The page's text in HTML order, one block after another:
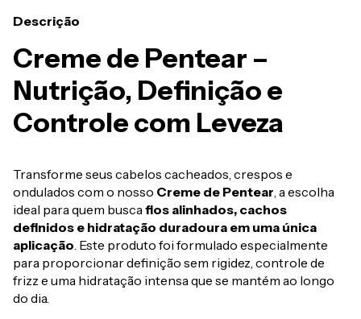
Descrição
Creme de Pentear –
Nutrição, Definição e
Controle com Leveza
Transforme seus cabelos cacheados, crespos e
ondulados com o nosso Creme de Pentear, a escolha
ideal para quem buscafios alinhados, cachos
definidos e hidratação duradoura em uma única
aplicação. Este produto foi formulado especialmente
para proporcionar definição sem rigidez, controle de
frizz e uma hidratação intensa que se mantém ao longo
do dia.